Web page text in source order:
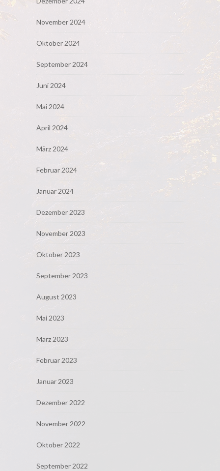
November 2024
Oktober 2024
September 2024
Juni 2024
Mai 2024
April 2024
März 2024
Februar 2024
Januar 2024
Dezember 2023
November 2023
Oktober 2023
September 2023
August 2023
Mai 2023
März 2023
Februar 2023
Januar 2023
Dezember 2022
November 2022
Oktober 2022
September 2022